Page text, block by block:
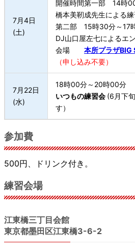
7月4日
(土)
開催時間第一部 14時
橋本美靭成先生による
第二部 15時30分～17
DJ山口屋左七によるエ
会場 本所プラザBIG
（申し込み不要）
7月22日
(水)
18時00分～20時00分
いつもの練習会 (6月下
す）
参加費
500円、ドリンク付き。
練習会場
江東橋三丁目会館
東京都墨田区江東橋3-6-2